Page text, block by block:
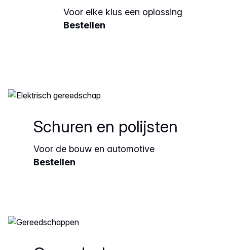
Voor elke klus een oplossing
Bestellen
Schuren en polijsten
Voor de bouw en automotive
Bestellen